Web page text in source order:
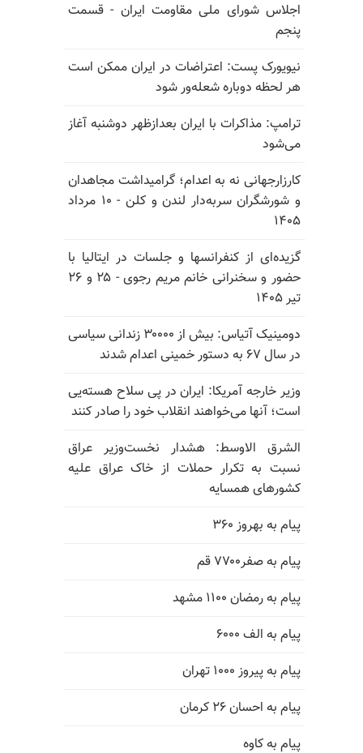
اجلاس شورای ملی مقاومت ایران - قسمت
پنجم
نیویورک پست: اعتراضات در ایران ممکن است
هر لحظه دوباره شعله‌ور شود
ترامپ: مذاکرات با ایران بعدازظهر دوشنبه آغاز
می‌شود
کارزارجهانی نه به اعدام؛ گرامیداشت مجاهدان
و شورشگران سربه‌دار لندن و کلن - ۱۰ مرداد
۱۴۰۵
گزیده‌ای از کنفرانسها و جلسات در ایتالیا با
حضور و سخنرانی خانم مریم رجوی - ۲۵ و ۲۶
تیر ۱۴۰۵
دومینیک آتیاس: بیش از ۳۰۰۰۰ زندانی سیاسی
در سال ۶۷ به دستور خمینی اعدام شدند
وزیر خارجه آمریکا: ایران در پی سلاح هسته‌یی
است؛ آنها می‌خواهند انقلاب خود را صادر کنند
الشرق الاوسط: هشدار نخست‌وزیر عراق
نسبت به تکرار حملات از خاک عراق علیه
کشورهای همسایه
پیام به بهروز ۳۶۰
پیام به صفر۷۷۰۰ قم
پیام به رمضان ۱۱۰۰ مشهد
پیام به الف ۶۰۰۰
پیام به پیروز ۱۰۰۰ تهران
پیام به احسان ۲۶ کرمان
پیام به کاوه